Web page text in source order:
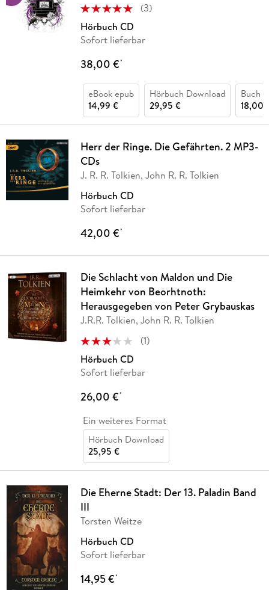
(3)
Hörbuch CD
Sofort lieferbar
38,00 €*
eBook epub
14,99 €
Hörbuch Download
29,95 €
Buch
18,00
Herr der Ringe. Die Gefährten. 2 MP3-
CDs
J. R. R. Tolkien, John R. R. Tolkien
Hörbuch CD
Sofort lieferbar
42,00 €*
Die Schlacht von Maldon und Die
Heimkehr von Beorhtnoth:
Herausgegeben von Peter Grybauskas
J.R.R. Tolkien, John R. R. Tolkien
(1)
Hörbuch CD
Sofort lieferbar
26,00 €*
Ein weiteres Format
Hörbuch Download
25,95 €
Die Eherne Stadt: Der 13. Paladin Band
III
Torsten Weitze
Hörbuch CD
Sofort lieferbar
14,95 €*